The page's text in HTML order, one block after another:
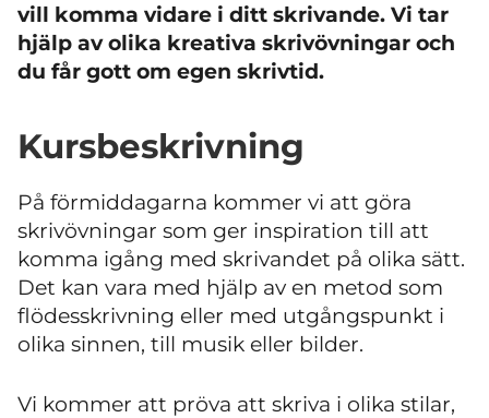
vill komma vidare i ditt skrivande. Vi tar
hjälp av olika kreativa skrivövningar och
du får gott om egen skrivtid.
Kursbeskrivning
På förmiddagarna kommer vi att göra
skrivövningar som ger inspiration till att
komma igång med skrivandet på olika sätt.
Det kan vara med hjälp av en metod som
flödesskrivning eller med utgångspunkt i
olika sinnen, till musik eller bilder.
Vi kommer att pröva att skriva i olika stilar,